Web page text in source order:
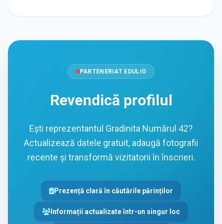
PARTENERIAT EDULIO
Revendică profilul
Ești reprezentantul Gradinita Numărul 42?
Actualizează datele gratuit, adaugă fotografii
recente și transformă vizitatorii în înscrieri.
Prezență clară în căutările părinților
Informații actualizate într-un singur loc